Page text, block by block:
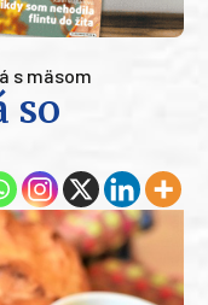
s mäsom
so